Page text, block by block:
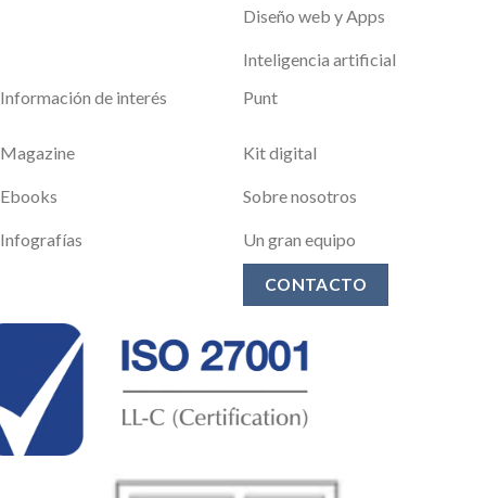
Diseño web y Apps
Inteligencia artificial
Información de interés
Magazine
Ebooks
Infografías
Punt
Kit digital
Sobre nosotros
Un gran equipo
CONTACTO